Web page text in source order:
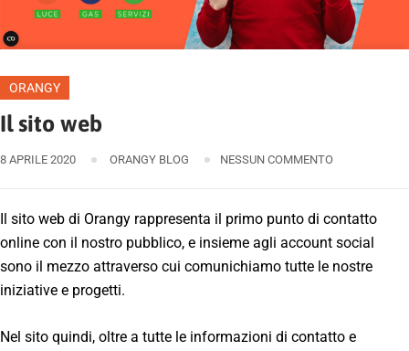
ORANGY
Il sito web
8 APRILE 2020 ORANGY BLOG NESSUN COMMENTO
Il sito web di Orangy rappresenta il primo punto di contatto
online con il nostro pubblico, e insieme agli account social
sono il mezzo attraverso cui comunichiamo tutte le nostre
iniziative e progetti.
Nel sito quindi, oltre a tutte le informazioni di contatto e